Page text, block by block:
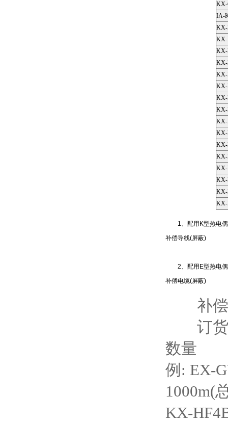
KX-
IA-
KX-
KX-
KX-
KX-
KX-
KX-
KX-
KX-
KX-
KX-
KX-
KX-
KX-
KX-
KX-
1、配用K型热电偶
补偿导线(屏蔽)
2、配用E型热电偶
补偿电缆(屏蔽)
补偿
订货
数量
例: EX-
1000m(
KX-